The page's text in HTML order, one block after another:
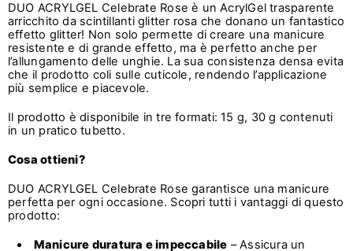
DUO ACRYLGEL Celebrate Rose è un AcrylGel trasparente
arricchito da scintillanti glitter rosa che donano un fantastico
effetto glitter! Non solo permette di creare una manicure
resistente e di grande effetto, ma è perfetto anche per
l’allungamento delle unghie. La sua consistenza densa evita
che il prodotto coli sulle cuticole, rendendo l’applicazione
più semplice e piacevole.
Il prodotto è disponibile in tre formati: 15 g, 30 g contenuti
in un pratico tubetto.
Cosa ottieni?
DUO ACRYLGEL Celebrate Rose garantisce una manicure
perfetta per ogni occasione. Scopri tutti i vantaggi di questo
prodotto:
Manicure duratura e impeccabile – Assicura un